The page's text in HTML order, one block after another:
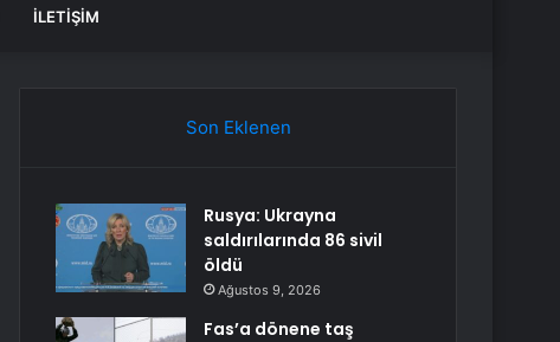
İLETIŞIM
Son Eklenen
Rusya: Ukrayna
saldırılarında 86 sivil
öldü
Ağustos 9, 2026
Fas’a dönene taş